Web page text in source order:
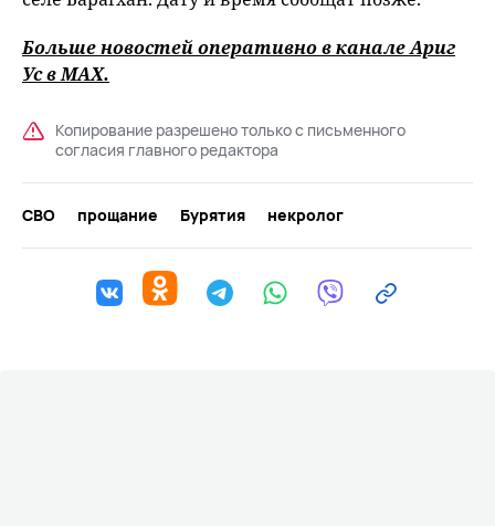
Больше новостей оперативно в канале Ариг
Ус вMAХ.
Копирование разрешено только с письменного
согласия главного редактора
СВО прощание Бурятия некролог